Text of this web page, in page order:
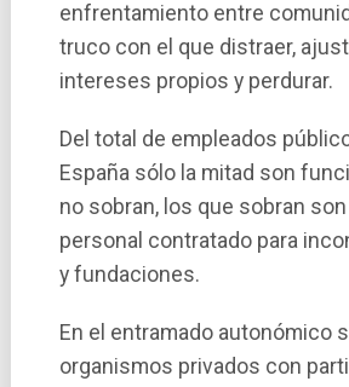
enfrentamiento entre
truco con el que distraer,
intereses propios y perdurar.
Del total de empleados
España sólo la mitad son
no sobran, los que sobran
personal contratado para
y fundaciones.
En el entramado autonómico
organismos privados con